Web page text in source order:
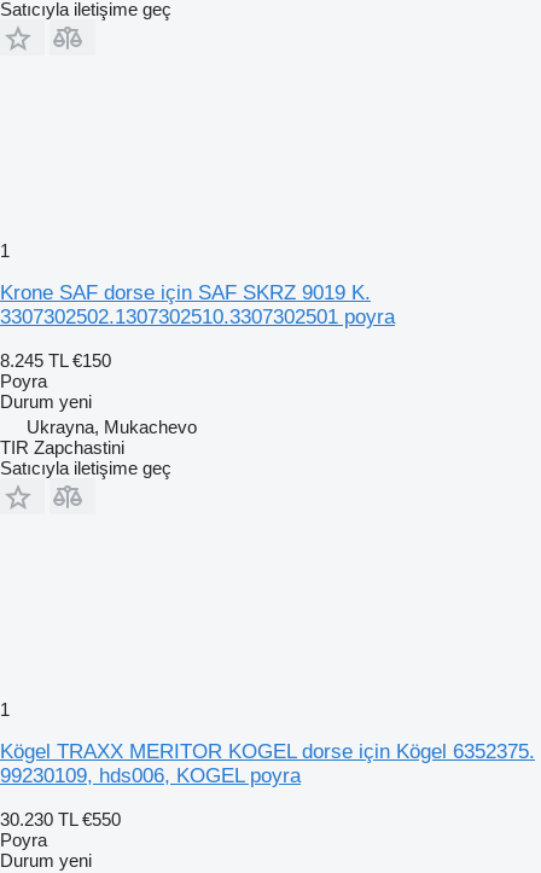
Satıcıyla iletişime geç
1
Krone SAF dorse için SAF SKRZ 9019 K.
3307302502.1307302510.3307302501 poyra
8.245 TL €150
Poyra
Durum yeni
Ukrayna, Mukachevo
TIR Zapchastini
Satıcıyla iletişime geç
1
Kögel TRAXX MERITOR KOGEL dorse için Kögel 6352375.
99230109, hds006, KOGEL poyra
30.230 TL €550
Poyra
Durum yeni